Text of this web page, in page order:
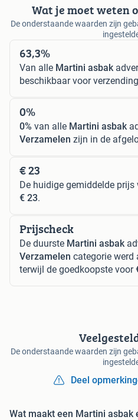
Wat je moet weten
De onderstaande waarden zijn
63,3%
Van alle Martini asbak
beschikbaar voor
0%
0% van alle Martini asbak
Verzamelen zijn in de
€ 23
De huidige gemiddelde prijs
€ 23.
Prijscheck
De duurste Martini asbak
Verzamelen categorie werd
terwijl de goedkoopste voor
De onderstaande waarden zijn
Deel
Wat maakt een Martini asbak